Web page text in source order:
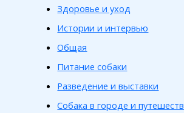
Здоровье и уход
Истории и интервью
Общая
Питание собаки
Разведение и выставки
Собака в городе и